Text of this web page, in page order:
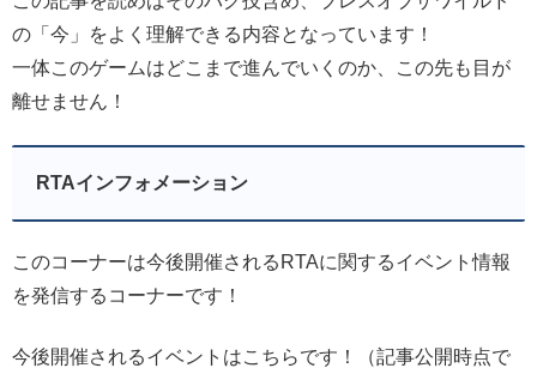
の「今」をよく理解できる内容となっています！
一体このゲームはどこまで進んでいくのか、この先も目が
離せません！
RTAインフォメーション
このコーナーは今後開催されるRTAに関するイベント情報
を発信するコーナーです！
今後開催されるイベントはこちらです！（記事公開時点で